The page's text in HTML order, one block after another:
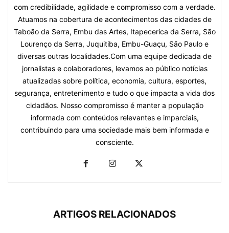
com credibilidade, agilidade e compromisso com a verdade.
Atuamos na cobertura de acontecimentos das cidades de
Taboão da Serra, Embu das Artes, Itapecerica da Serra, São
Lourenço da Serra, Juquitiba, Embu-Guaçu, São Paulo e
diversas outras localidades.Com uma equipe dedicada de
jornalistas e colaboradores, levamos ao público notícias
atualizadas sobre política, economia, cultura, esportes,
segurança, entretenimento e tudo o que impacta a vida dos
cidadãos. Nosso compromisso é manter a população
informada com conteúdos relevantes e imparciais,
contribuindo para uma sociedade mais bem informada e
consciente.
ARTIGOS RELACIONADOS